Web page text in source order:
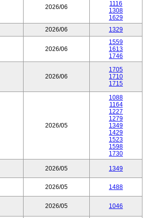
2026/06
1116
1308
1629
2026/06 1329
2026/06
1559
1613
1746
2026/06
1705
1710
1715
2026/05
1088
1164
1227
1279
1349
1429
1523
1598
1730
2026/05 1349
2026/05 1488
2026/05 1046